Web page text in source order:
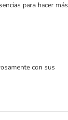
para hacer más
con sus